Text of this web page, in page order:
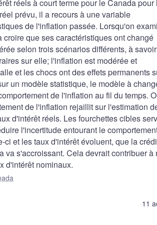
réels à court terme pour le Canada pour
prévu, il a recours à une variable
de l'inflation passée. Lorsqu'on
que ses caractéristiques ont changé
selon trois scénarios différents, à
sur elle; l'inflation est modérée et
et les chocs ont des effets permanents
un modèle statistique, le modèle à
de l'inflation au fil du temps.
de l'inflation rejaillit sur l'estimation
d'intérêt réels. Les fourchettes cibles
l'incertitude entourant le
et les taux d'intérêt évoluent, que la
s'accroissant. Cela devrait contribuer à
d'intérêt nominaux.
11